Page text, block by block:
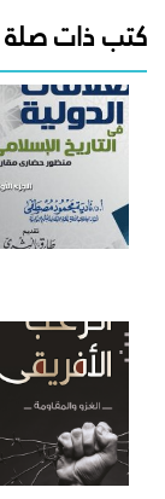
كتب ذات صلة